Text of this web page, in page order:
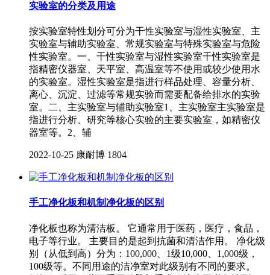
实验室的分类及用途
按实验室特性划分可分为干性实验室与湿性实验室、主
实验室与辅助实验室、常规实验室与特殊实验室与危险
性实验室。一、干性实验室与湿性实验室干性实验室是
指精密仪器室、天平室、高温室等不使用或较少使用水
的实验室。湿性实验室是指进行样品处理、容量分析、
离心、沉淀、过滤等常规实验而需要配备给排水的实验
室。二、主实验室与辅助实验室1、主实验室主实验室是
指进行分析、研究等核心实验的主要实验室，如精密仪
器室等。2、辅
2022-10-25 康耐博 1804
手工净化板和机制净化板的区别
净化板也称为清洁板。 它通常用于医药，医疗，食品，
电子等行业。 主要目的是起到抗菌和清洁作用。 净化级
别（从低到高）分为：100,000、1级10,000、1,000级，
100级等。不同用途的洁净室对此级别有不同的要求。